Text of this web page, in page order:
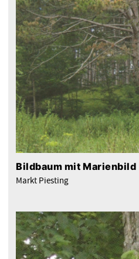
Bildbaum mit Marienbild
Markt Piesting